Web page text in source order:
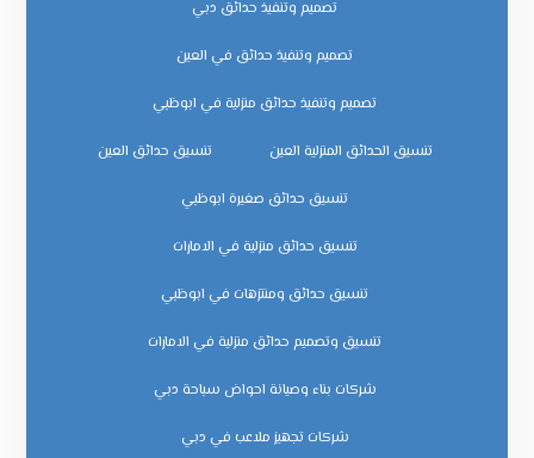
تصميم وتنفيذ حدائق دبي
تصميم وتنفيذ حدائق في العين
تصميم وتنفيذ حدائق منزلية في ابوظبي
تنسيق الحدائق المنزلية العين تنسيق حدائق العين
تنسيق حدائق صغيرة ابوظبي
تنسيق حدائق منزلية في الامارات
تنسيق حدائق ومنتزهات في ابوظبي
تنسيق وتصميم حدائق منزلية في الامارات
شركات بناء وصيانة احواض سباحة دبي
شركات تجهيز ملاعب في دبي